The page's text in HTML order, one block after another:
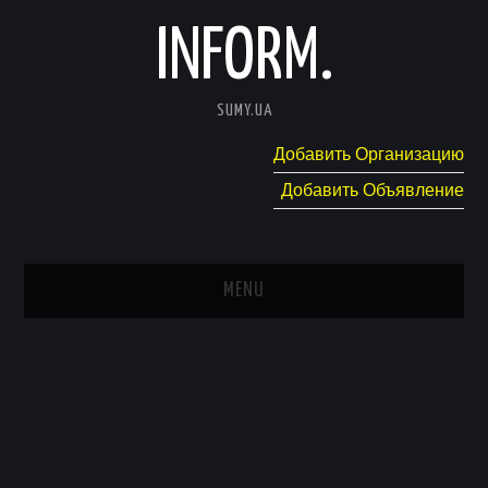
INFORM.
SUMY.UA
Добавить Организацию
Добавить Объявление
MENU